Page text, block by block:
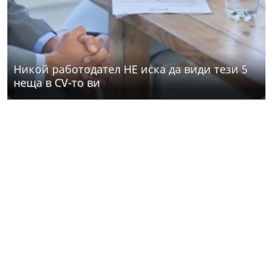
Никой работодател НЕ иска да види тези 5
неща в CV-то ви